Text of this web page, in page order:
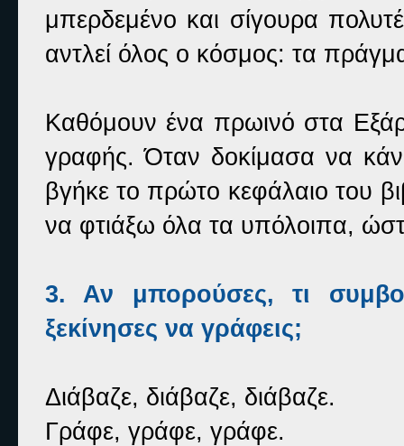
μπερδεμένο και σίγουρα
αντλεί όλος ο κόσμος: τα
Καθόμουν ένα πρωινό στα
γραφής. Όταν δοκίμασα να
βγήκε το πρώτο κεφάλαιο του
να φτιάξω όλα τα υπόλοιπα,
3. Αν μπορούσες, τι
ξεκίνησες να γράφεις;
Διάβαζε, διάβαζε, διάβαζε.
Γράφε, γράφε, γράφε.